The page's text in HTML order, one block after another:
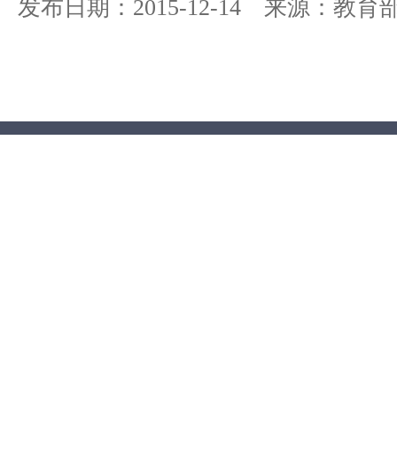
发布日期：2015-12-14 来源：教